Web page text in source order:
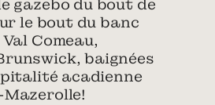
gazebo du bout de
le bout du banc
Comeau,
baignées
acadienne
Mazerolle!